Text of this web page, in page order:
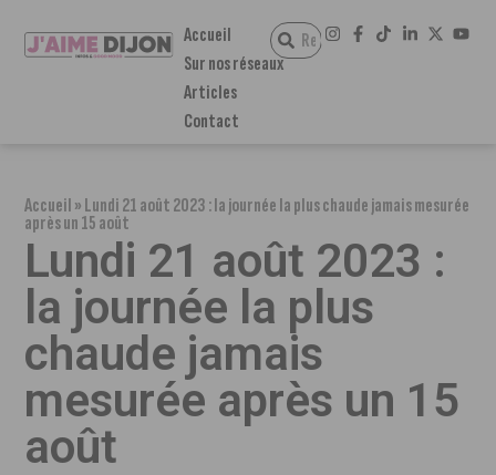
Accueil
Sur nos réseaux
Articles
Contact
Accueil»Lundi 21 août 2023 : la journée la plus chaude jamais mesurée
après un 15 août
Lundi 21 août 2023 :
la journée la plus
chaude jamais
mesurée après un 15
août